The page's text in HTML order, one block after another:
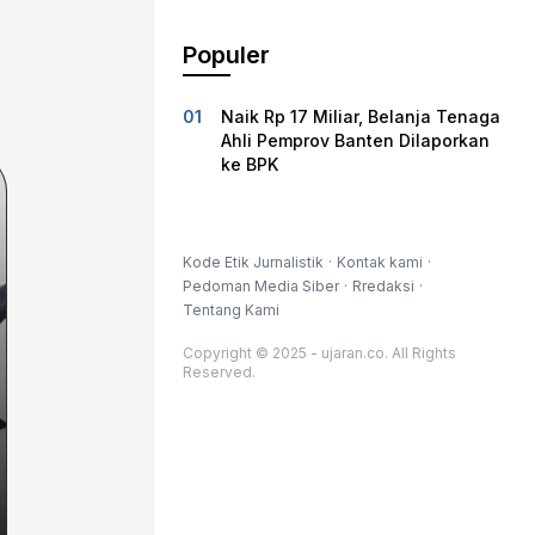
Populer
Naik Rp 17 Miliar, Belanja Tenaga
Ahli Pemprov Banten Dilaporkan
ke BPK
Kode Etik Jurnalistik
Kontak kami
Pedoman Media Siber
Rredaksi
Tentang Kami
Copyright © 2025 - ujaran.co. All Rights
Reserved.